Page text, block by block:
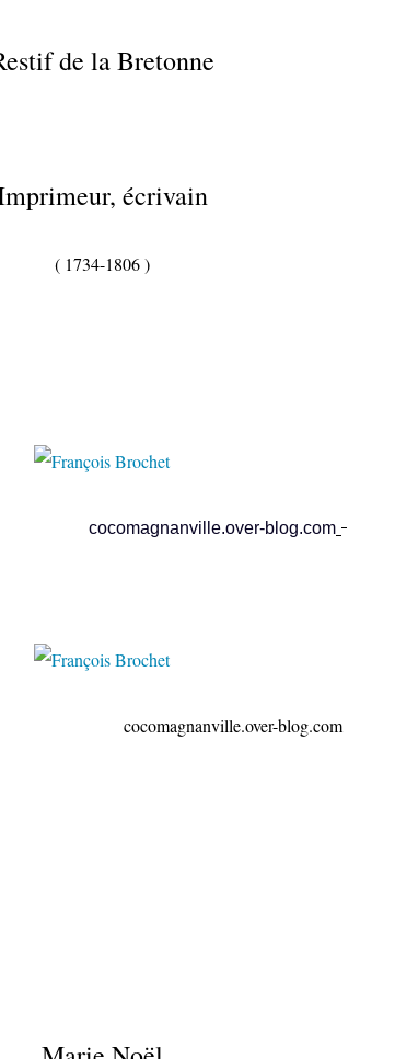
de la Bretonne
écrivain
( 1734-1806 )
blog.com
blog.com